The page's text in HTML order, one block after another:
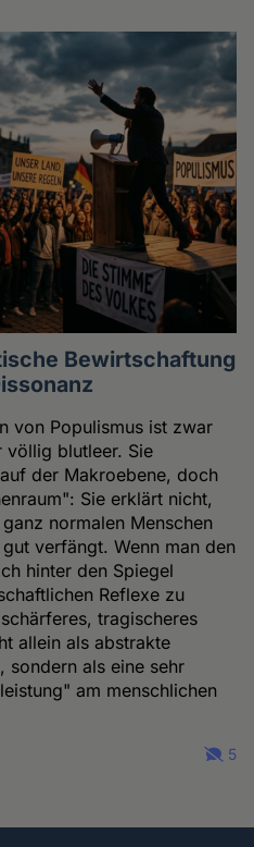
Bewirtschaftung
von Populismus ist zwar
blutleer. Sie
der Makroebene, doch
Sie erklärt nicht,
normalen Menschen
verfängt. Wenn man den
hinter den Spiegel
Reflexe zu
tragischeres
allein als abstrakte
sondern als eine sehr
am menschlichen
5